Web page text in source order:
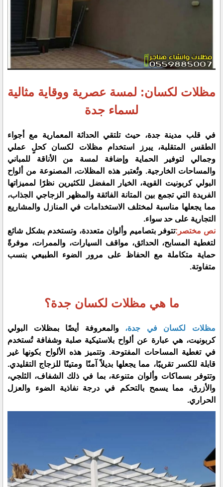
مظلات لكسان: لمسة عصرية ووقاية مثالية
لسماء جدة
في قلب مدينة جدة، حيث تلتقي الحداثة المعمارية مع أجواء
الطقس المتقلبة، يبرز استخدام مظلات لكسان كحلٍ عملي
وجمالي لتوفير الحماية وإضافة لمسة من الأناقة للمباني
والمساحات الخارجية. وتُعتبر هذه المظلات، المصنوعة من ألواح
البولي كربونيت القوية، الخيار المفضل للكثيرين نظرًا لمميزاتها
الفريدة التي تجمع بين المتانة الفائقة والمظهر الزجاجي الجذاب،
مما يجعلها مناسبة لمختلف الاستخدامات في المنازل والمشاريع
التجارية على حد سواء.
نص مختصر:تتوفر بتصاميم وألوان متعددة، وتستخدم بشكل شائع
لتغطية المسابح، الحدائق، مواقف السيارات، والممرات، موفرةً
حماية متكاملة مع الحفاظ على مرور الضوء الطبيعي بنسب
متفاوتة.
ما هي مظلات لكسان جدة؟
مظلات لكسان في جدة،والمعروفة أيضًا بمظلات البولي
كربونيت، هي عبارة عن ألواح بلاستيكية صلبة وشفافة تُستخدم
في تغطية المساحات المفتوحة. وتتميز هذه الألواح بكونها غير
قابلة للكسر تقريبًا، مما يجعلها بديلاً آمنًا ومتينًا للزجاج التقليدي.
وتتوفر بسماكات وألوان متنوعة، بما في ذلك الشفاف، الثلجي،
والأزرق، مما يسمح بالتحكم في درجة نفاذية الضوء والعزل
الحراري.